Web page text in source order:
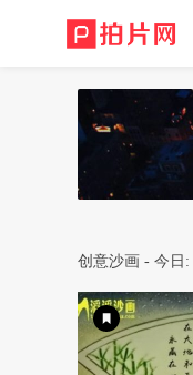
创意沙画 - 今日: